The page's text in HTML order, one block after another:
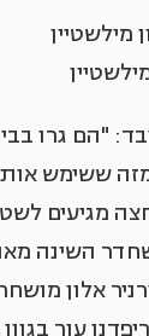
"הם גרו
ששימש
השינה
מסגרת
עור